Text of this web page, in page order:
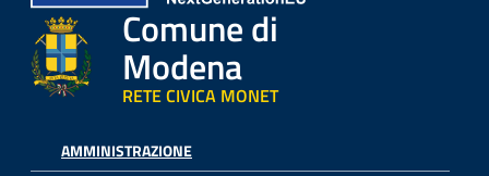
Comune di
Modena
RETE CIVICA MONET
AMMINISTRAZIONE